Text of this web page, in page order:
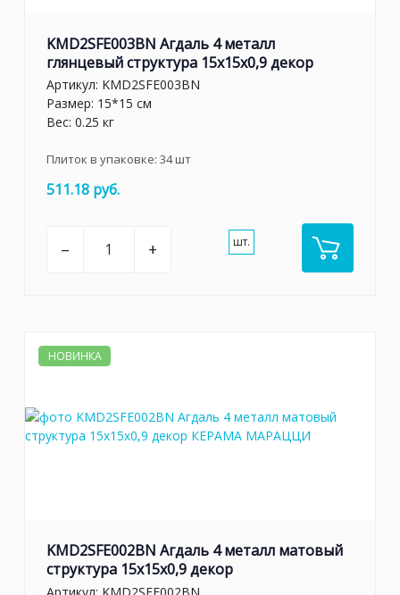
KMD2SFE003BN Агдаль 4 металл
глянцевый структура 15x15x0,9 декор
Артикул: KMD2SFE003BN
Размер: 15*15 см
Вес: 0.25 кг
Плиток в упаковке: 34шт
511.18 руб.
– + шт.
НОВИНКА
KMD2SFE002BN Агдаль 4 металл матовый
структура 15x15x0,9 декор
Артикул: KMD2SFE002BN